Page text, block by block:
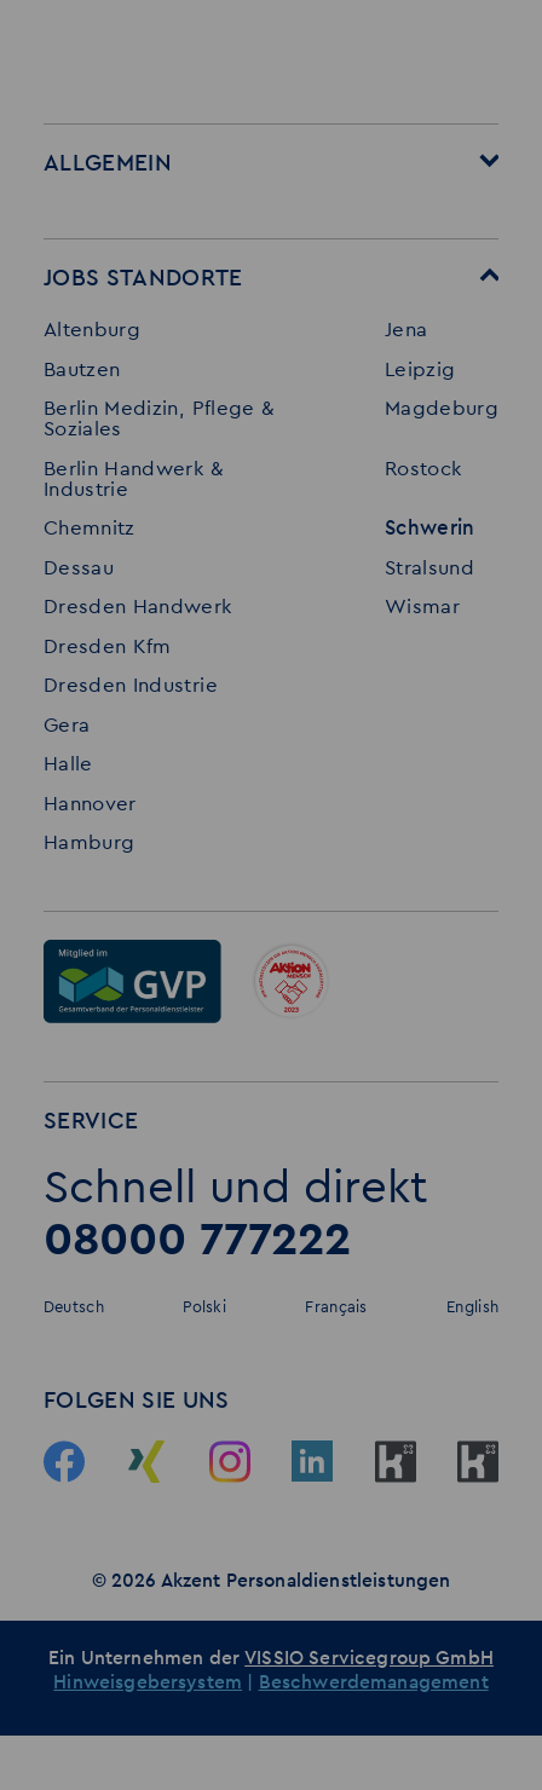
ALLGEMEIN
Stellenangebote
Initiativ bewerben
Merkzettel
Standorte
Referenzen
Interne Jobs
Datenschutz
Impressum
JOBS STANDORTE
Altenburg
Bautzen
Berlin Medizin, Pflege &
Soziales
Berlin Handwerk &
Industrie
Chemnitz
Dessau
Dresden Handwerk
Dresden Kfm
Dresden Industrie
Gera
Halle
Hannover
Hamburg
Jena
Leipzig
Magdeburg
Rostock
Schwerin
Stralsund
Wismar
SERVICE
Schnell und direkt
08000 777222
Deutsch Polski Français English
FOLGEN SIE UNS
© 2026 Akzent Personaldienstleistungen
Ein Unternehmen derVISSIO Servicegroup GmbH
Hinweisgebersystem
Beschwerdemanagement